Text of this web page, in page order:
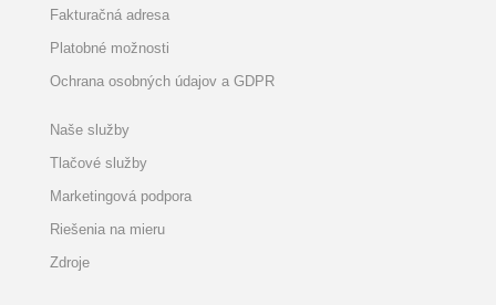
Fakturačná adresa
Platobné možnosti
Ochrana osobných údajov a GDPR
Naše služby
Tlačové služby
Marketingová podpora
Riešenia na mieru
Zdroje